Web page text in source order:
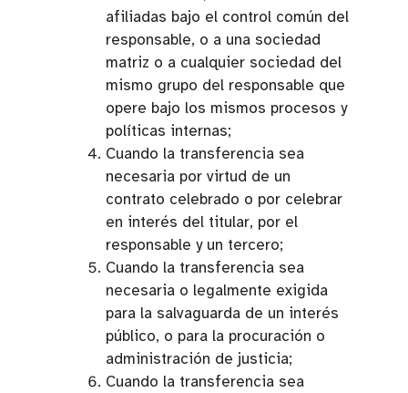
afiliadas bajo el control común del
responsable, o a una sociedad
matriz o a cualquier sociedad del
mismo grupo del responsable que
opere bajo los mismos procesos y
políticas internas;
Cuando la transferencia sea
necesaria por virtud de un
contrato celebrado o por celebrar
en interés del titular, por el
responsable y un tercero;
Cuando la transferencia sea
necesaria o legalmente exigida
para la salvaguarda de un interés
público, o para la procuración o
administración de justicia;
Cuando la transferencia sea